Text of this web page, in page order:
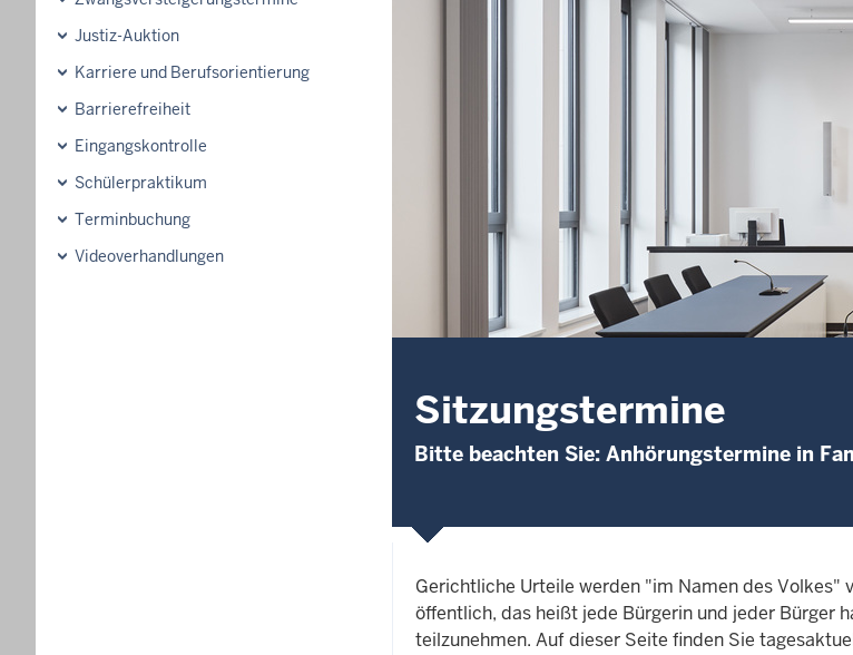
Justiz-Auktion
Karriere und Berufsorientierung
Barrierefreiheit
Eingangskontrolle
Schülerpraktikum
Terminbuchung
Videoverhandlungen
Sitzungstermine
Bitte beachten Sie: Anhörungstermine in
Gerichtliche Urteile werden "im Namen des Volkes"
öffentlich, das heißt jede Bürgerin und jeder Bürger
teilzunehmen. Auf dieser Seite finden Sie